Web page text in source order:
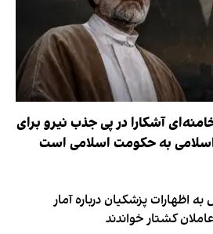
آشکارا در پی جذب نیرو برای
به حکومت اسلامی است
اظهارات پزشکیان درباره آمار
کشتار خواندند